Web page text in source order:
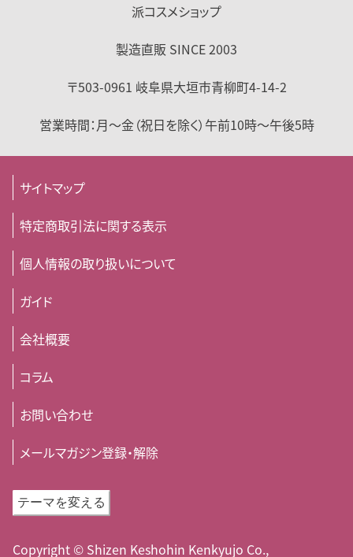
派コスメショップ
製造直販 SINCE 2003
〒503-0961 岐阜県大垣市青柳町4-14-2
営業時間： 月～金（祝日を除く）午前10時～午後5時
サイトマップ
特定商取引法に関する表示
個人情報の取り扱いについて
ガイド
会社概要
コラム
お問い合わせ
メールマガジン登録・解除
テーマを変える
Copyright © Shizen Keshohin Kenkyujo Co.,